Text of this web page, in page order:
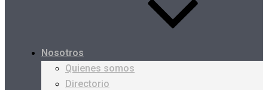
Nosotros
Quienes somos
Directorio